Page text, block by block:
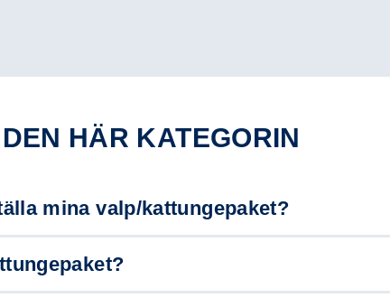
HÄR KATEGORIN
mina valp/kattungepaket?